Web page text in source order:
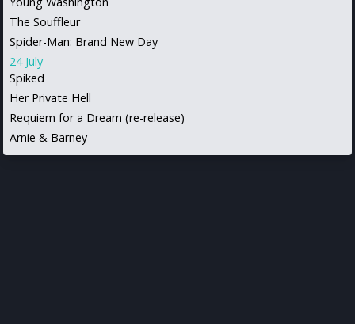
The Souffleur
Spider-Man: Brand New Day
24 July
Spiked
Her Private Hell
Requiem for a Dream (re-release)
Arnie & Barney